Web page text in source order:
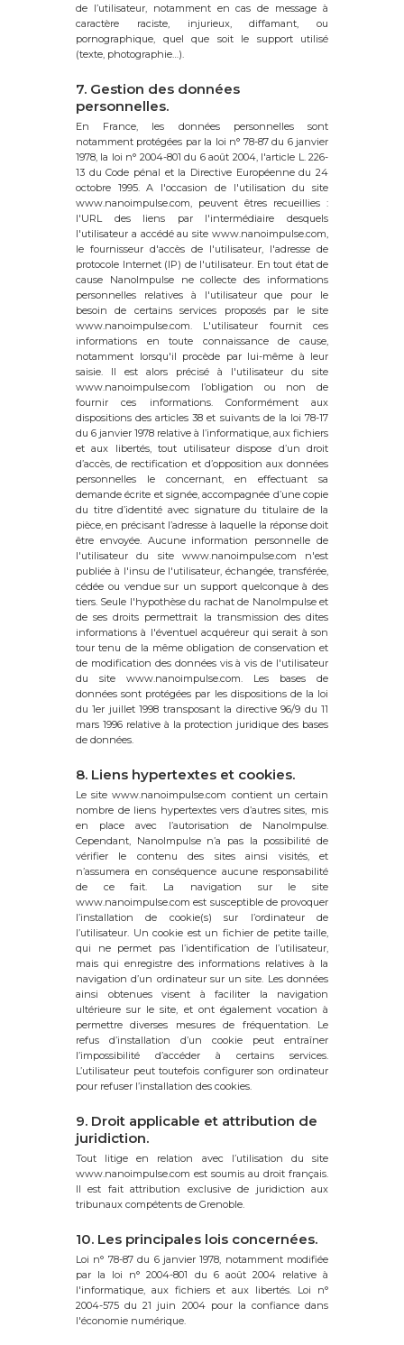
de l’utilisateur, notamment en cas de message à
caractère raciste, injurieux, diffamant, ou
pornographique, quel que soit le support utilisé
(texte, photographie…).
7. Gestion des données
personnelles.
En France, les données personnelles sont
notamment protégées par la loi n° 78-87 du 6 janvier
1978, la loi n° 2004-801 du 6 août 2004, l'article L. 226-
13 du Code pénal et la Directive Européenne du 24
octobre 1995. A l'occasion de l'utilisation du site
www.nanoimpulse.com, peuvent êtres recueillies :
l'URL des liens par l'intermédiaire desquels
l'utilisateur a accédé au site www.nanoimpulse.com,
le fournisseur d'accès de l'utilisateur, l'adresse de
protocole Internet (IP) de l'utilisateur. En tout état de
cause NanoImpulse ne collecte des informations
personnelles relatives à l'utilisateur que pour le
besoin de certains services proposés par le site
www.nanoimpulse.com. L'utilisateur fournit ces
informations en toute connaissance de cause,
notamment lorsqu'il procède par lui-même à leur
saisie. Il est alors précisé à l'utilisateur du site
www.nanoimpulse.com l’obligation ou non de
fournir ces informations. Conformément aux
dispositions des articles 38 et suivants de la loi 78-17
du 6 janvier 1978 relative à l’informatique, aux fichiers
et aux libertés, tout utilisateur dispose d’un droit
d’accès, de rectification et d’opposition aux données
personnelles le concernant, en effectuant sa
demande écrite et signée, accompagnée d’une copie
du titre d’identité avec signature du titulaire de la
pièce, en précisant l’adresse à laquelle la réponse doit
être envoyée. Aucune information personnelle de
l'utilisateur du site www.nanoimpulse.com n'est
publiée à l'insu de l'utilisateur, échangée, transférée,
cédée ou vendue sur un support quelconque à des
tiers. Seule l'hypothèse du rachat de NanoImpulse et
de ses droits permettrait la transmission des dites
informations à l'éventuel acquéreur qui serait à son
tour tenu de la même obligation de conservation et
de modification des données vis à vis de l'utilisateur
du site www.nanoimpulse.com. Les bases de
données sont protégées par les dispositions de la loi
du 1er juillet 1998 transposant la directive 96/9 du 11
mars 1996 relative à la protection juridique des bases
de données.
8. Liens hypertextes et cookies.
Le site www.nanoimpulse.com contient un certain
nombre de liens hypertextes vers d’autres sites, mis
en place avec l’autorisation de NanoImpulse.
Cependant, NanoImpulse n’a pas la possibilité de
vérifier le contenu des sites ainsi visités, et
n’assumera en conséquence aucune responsabilité
de ce fait. La navigation sur le site
www.nanoimpulse.com est susceptible de provoquer
l’installation de cookie(s) sur l’ordinateur de
l’utilisateur. Un cookie est un fichier de petite taille,
qui ne permet pas l’identification de l’utilisateur,
mais qui enregistre des informations relatives à la
navigation d’un ordinateur sur un site. Les données
ainsi obtenues visent à faciliter la navigation
ultérieure sur le site, et ont également vocation à
permettre diverses mesures de fréquentation. Le
refus d’installation d’un cookie peut entraîner
l’impossibilité d’accéder à certains services.
L’utilisateur peut toutefois configurer son ordinateur
pour refuser l’installation des cookies.
9. Droit applicable et attribution de
juridiction.
Tout litige en relation avec l’utilisation du site
www.nanoimpulse.com est soumis au droit français.
Il est fait attribution exclusive de juridiction aux
tribunaux compétents de Grenoble.
10. Les principales lois concernées.
Loi n° 78-87 du 6 janvier 1978, notamment modifiée
par la loi n° 2004-801 du 6 août 2004 relative à
l'informatique, aux fichiers et aux libertés. Loi n°
2004-575 du 21 juin 2004 pour la confiance dans
l'économie numérique.